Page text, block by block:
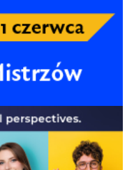
83-92 81-90 83-90
92+ 90+ 90+
83-92 83-90